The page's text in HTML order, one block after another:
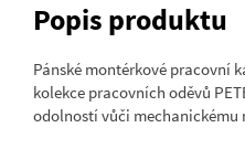
Popis produktu
Pánské montérkové pracovní
kolekce pracovních oděvů
odolností vůči mechanickému